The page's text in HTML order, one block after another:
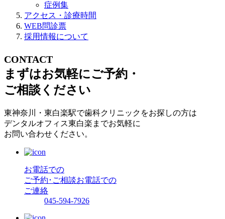
症例集
アクセス・診療時間
WEB問診票
採用情報について
CONTACT
まずはお気軽にご予約・
ご相談ください
東神奈川・東白楽駅で歯科クリニックをお探しの方は
デンタルオフィス東白楽までお気軽に
お問い合わせください。
お電話での
ご予約･ご相談お電話での
ご連絡
045-594-7926